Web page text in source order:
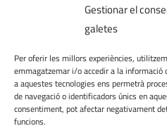
Gestionar el
galetes
Per oferir les millors experiències,
emmagatzemar i/o accedir a la
a aquestes tecnologies ens permetrà
de navegació o identificadors únics en
consentiment, pot afectar negativament
funcions.
NUESTRA HISTORIA
QUIÉNES SOMOS
QUÉ HACEMOS
DONACIONES
VIAJES Y VISITAS